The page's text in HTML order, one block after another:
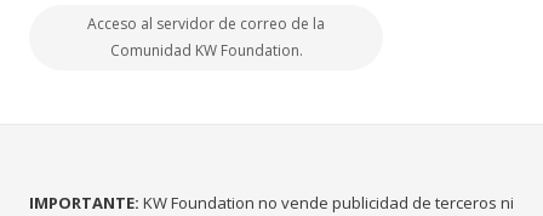
Acceso al servidor de correo de la
Comunidad KW Foundation.
IMPORTANTE: KW Foundation no vende publicidad de terceros ni